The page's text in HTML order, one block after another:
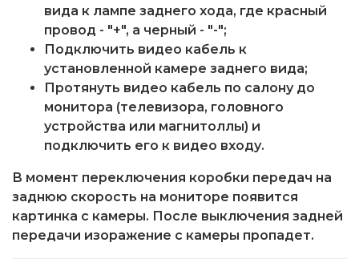
вида к лампе заднего хода, где красный
провод - "+", а черный - "-";
Подключить видео кабель к
установленной камере заднего вида;
Протянуть видео кабель по салону до
монитора (телевизора, головного
устройства или магнитоллы) и
подключить его к видео входу.
В момент переключения коробки передач на
заднюю скорость на мониторе появится
картинка с камеры. После выключения задней
передачи изоражение с камеры пропадет.